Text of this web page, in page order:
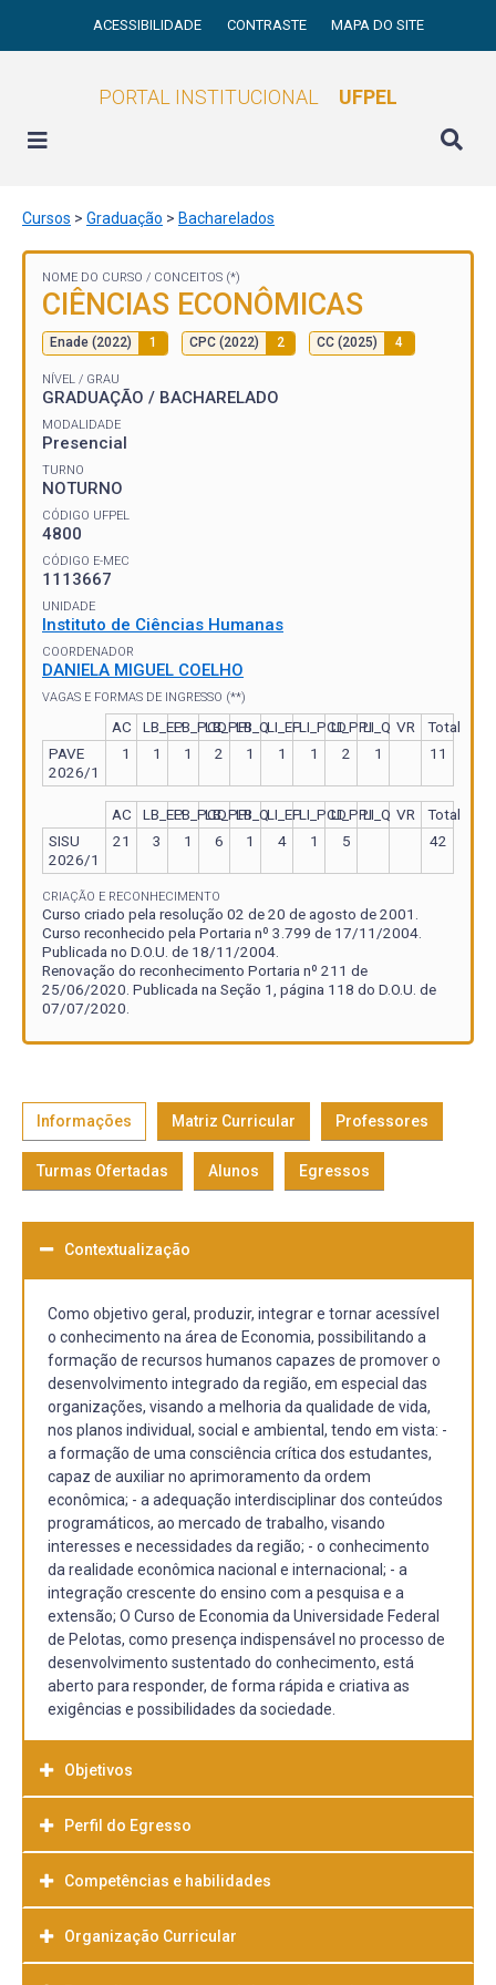
ACESSIBILIDADE CONTRASTE MAPA DO SITE
PORTAL INSTITUCIONAL UFPEL
Cursos > Graduação > Bacharelados
NOME DO CURSO / CONCEITOS (*)
CIÊNCIAS ECONÔMICAS
Enade (2022) 1 CPC (2022) 2 CC (2025) 4
NÍVEL / GRAU
GRADUAÇÃO / BACHARELADO
MODALIDADE
Presencial
TURNO
NOTURNO
CÓDIGO UFPEL
4800
CÓDIGO E-MEC
1113667
UNIDADE
Instituto de Ciências Humanas
COORDENADOR
DANIELA MIGUEL COELHO
VAGAS E FORMAS DE INGRESSO (**)
AC LB_EPLB_PCDLB_PPILB_QLI_EPLI_PCDLI_PPILI_Q VR
Total
PAVE
2026/1
1 1 1 2 1 1 1 2 1 11
AC LB_EPLB_PCDLB_PPILB_QLI_EPLI_PCDLI_PPILI_Q VR
Total
SISU
2026/1
21 3 1 6 1 4 1 5 42
CRIAÇÃO E RECONHECIMENTO
Curso criado pela resolução 02 de 20 de agosto de 2001.
Curso reconhecido pela Portaria nº 3.799 de 17/11/2004.
Publicada no D.O.U. de 18/11/2004.
Renovação do reconhecimento Portaria nº 211 de
25/06/2020. Publicada na Seção 1, página 118 do D.O.U. de
07/07/2020.
Informações Matriz Curricular Professores
Turmas Ofertadas Alunos Egressos
Contextualização
Como objetivo geral, produzir, integrar e tornar acessível
o conhecimento na área de Economia, possibilitando a
formação de recursos humanos capazes de promover o
desenvolvimento integrado da região, em especial das
organizações, visando a melhoria da qualidade de vida,
nos planos individual, social e ambiental, tendo em vista: -
a formação de uma consciência crítica dos estudantes,
capaz de auxiliar no aprimoramento da ordem
econômica; - a adequação interdisciplinar dos conteúdos
programáticos, ao mercado de trabalho, visando
interesses e necessidades da região; - o conhecimento
da realidade econômica nacional e internacional; - a
integração crescente do ensino com a pesquisa e a
extensão; O Curso de Economia da Universidade Federal
de Pelotas, como presença indispensável no processo de
desenvolvimento sustentado do conhecimento, está
aberto para responder, de forma rápida e criativa as
exigências e possibilidades da sociedade.
Objetivos
O objetivo geral do curso de bacharelado em ciências
econômicas da Universidade Federal de Pelotas é a
formação de economistas integrados à sociedade que, ao
aliar competências analíticas e teórico-prática das
questões econômicas, sejam capazes de analisar, avaliar
e propor políticas públicas e de negócios 19 que
Perfil do Egresso
Como egresso do Curso de Ciências Econômicas da
Universidade Federal de Pelotas, o futuro profissional
deverá possuir: Formação humanística, com uma visão
geral ética e filosófica, que o capacite a compreender a
realidade sistêmica do mundo econômico em que vive,
Competências e habilidades
Seria sem sentido criar um molde pronto do que se
espera do aluno ao concluir o curso. Não só isso é
Organização Curricular